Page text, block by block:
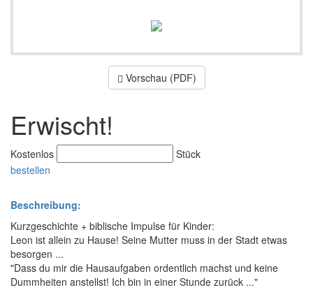
Vorschau (PDF)
Erwischt!
Kostenlos
Stück
bestellen
Beschreibung:
Kurzgeschichte + biblische Impulse für Kinder:
Leon ist allein zu Hause! Seine Mutter muss in der Stadt etwas
besorgen ...
"Dass du mir die Hausaufgaben ordentlich machst und keine
Dummheiten anstellst! Ich bin in einer Stunde zurück ..."